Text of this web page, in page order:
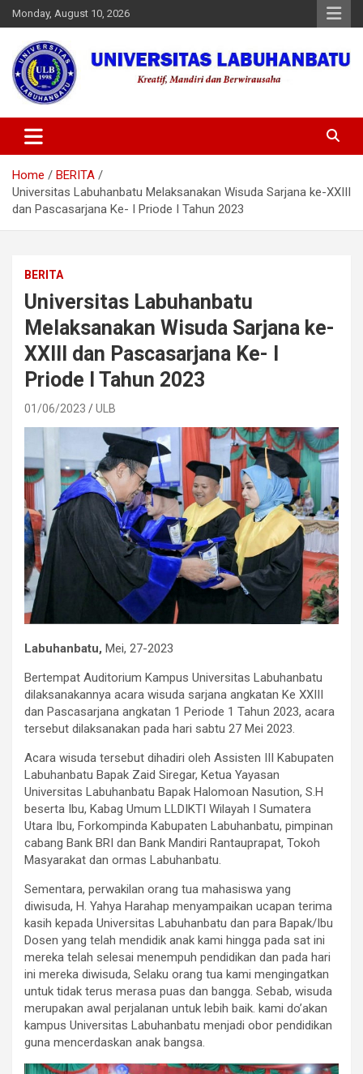
Skip
to
content
Monday, August 10, 2026
Universitas Labuhanbatu
Home
BERITA
Universitas Labuhanbatu Melaksanakan Wisuda Sarjana ke-XXIII
dan Pascasarjana Ke- I Priode I Tahun 2023
BERITA
Universitas Labuhanbatu
Melaksanakan Wisuda Sarjana ke-
XXIII dan Pascasarjana Ke- I
Priode I Tahun 2023
01/06/2023 ULB
Labuhanbatu, Mei, 27-2023
Bertempat Auditorium Kampus Universitas Labuhanbatu
dilaksanakannya acara wisuda sarjana angkatan Ke XXIII
dan Pascasarjana angkatan 1 Periode 1 Tahun 2023, acara
tersebut dilaksanakan pada hari sabtu 27 Mei 2023.
Acara wisuda tersebut dihadiri oleh Assisten III Kabupaten
Labuhanbatu Bapak Zaid Siregar, Ketua Yayasan
Universitas Labuhanbatu Bapak Halomoan Nasution, S.H
beserta Ibu, Kabag Umum LLDIKTI Wilayah I Sumatera
Utara Ibu, Forkompinda Kabupaten Labuhanbatu, pimpinan
cabang Bank BRI dan Bank Mandiri Rantauprapat, Tokoh
Masyarakat dan ormas Labuhanbatu.
Sementara, perwakilan orang tua mahasiswa yang
diwisuda, H. Yahya Harahap menyampaikan ucapan terima
kasih kepada Universitas Labuhanbatu dan para Bapak/Ibu
Dosen yang telah mendidik anak kami hingga pada sat ini
mereka telah selesai menempuh pendidikan dan pada hari
ini mereka diwisuda, Selaku orang tua kami mengingatkan
untuk tidak terus merasa puas dan bangga. Sebab, wisuda
merupakan awal perjalanan untuk lebih baik. kami do’akan
kampus Universitas Labuhanbatu menjadi obor pendidikan
guna mencerdaskan anak bangsa.